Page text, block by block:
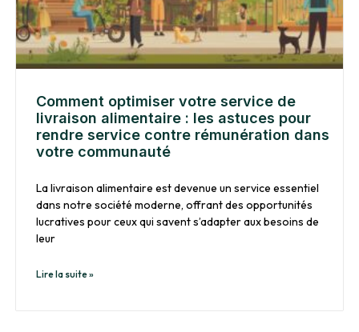
Comment optimiser votre service de
livraison alimentaire : les astuces pour
rendre service contre rémunération dans
votre communauté
La livraison alimentaire est devenue un service essentiel
dans notre société moderne, offrant des opportunités
lucratives pour ceux qui savent s’adapter aux besoins de
leur
Lire la suite »